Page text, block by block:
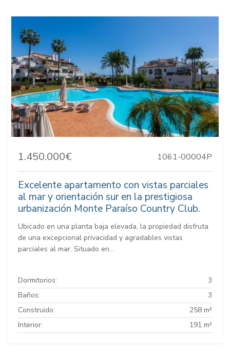
1.450.000€ 1061-00004P
Excelente apartamento con vistas parciales
al mar y orientación sur en la prestigiosa
urbanización Monte Paraíso Country Club.
Ubicado en una planta baja elevada, la propiedad disfruta
de una excepcional privacidad y agradables vistas
parciales al mar. Situado en...
Dormitorios:
3
Baños:
3
Construido:
258 m²
Interior:
191 m²